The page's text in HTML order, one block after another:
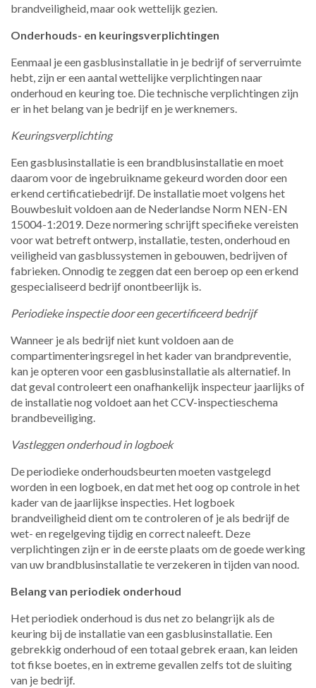
brandveiligheid, maar ook wettelijk gezien.
Onderhouds- en keuringsverplichtingen
Eenmaal je een gasblusinstallatie in je bedrijf of serverruimte
hebt, zijn er een aantal wettelijke verplichtingen naar
onderhoud en keuring toe. Die technische verplichtingen zijn
er in het belang van je bedrijf en je werknemers.
Keuringsverplichting
Een gasblusinstallatie is een brandblusinstallatie en moet
daarom voor de ingebruikname gekeurd worden door een
erkend certificatiebedrijf. De installatie moet volgens het
Bouwbesluit voldoen aan de Nederlandse Norm NEN-EN
15004-1:2019. Deze normering schrijft specifieke vereisten
voor wat betreft ontwerp, installatie, testen, onderhoud en
veiligheid van gasblussystemen in gebouwen, bedrijven of
fabrieken. Onnodig te zeggen dat een beroep op een erkend
gespecialiseerd bedrijf onontbeerlijk is.
Periodieke inspectie door een gecertificeerd bedrijf
Wanneer je als bedrijf niet kunt voldoen aan de
compartimenteringsregel in het kader van brandpreventie,
kan je opteren voor een gasblusinstallatie als alternatief. In
dat geval controleert een onafhankelijk inspecteur jaarlijks of
de installatie nog voldoet aan het CCV-inspectieschema
brandbeveiliging.
Vastleggen onderhoud in logboek
De periodieke onderhoudsbeurten moeten vastgelegd
worden in een logboek, en dat met het oog op controle in het
kader van de jaarlijkse inspecties. Het logboek
brandveiligheid dient om te controleren of je als bedrijf de
wet- en regelgeving tijdig en correct naleeft. Deze
verplichtingen zijn er in de eerste plaats om de goede werking
van uw brandblusinstallatie te verzekeren in tijden van nood.
Belang van periodiek onderhoud
Het periodiek onderhoud is dus net zo belangrijk als de
keuring bij de installatie van een gasblusinstallatie. Een
gebrekkig onderhoud of een totaal gebrek eraan, kan leiden
tot fikse boetes, en in extreme gevallen zelfs tot de sluiting
van je bedrijf.